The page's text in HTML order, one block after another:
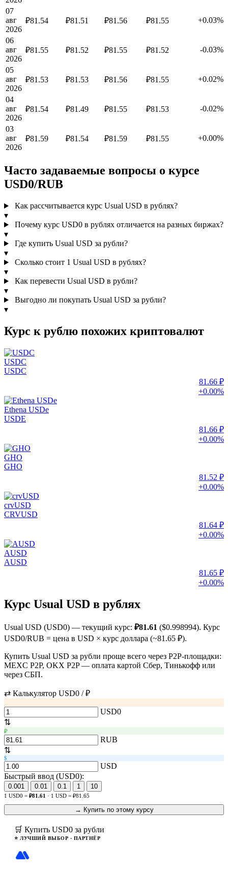
07
авг
2026
₽81.54 ₽81.51 ₽81.56 ₽81.55 +0.03%
06
авг
2026
₽81.55 ₽81.52 ₽81.55 ₽81.52 -0.03%
05
авг
2026
₽81.53 ₽81.53 ₽81.56 ₽81.55 +0.02%
04
авг
2026
₽81.54 ₽81.49 ₽81.55 ₽81.53 -0.02%
03
авг
2026
₽81.59 ₽81.54 ₽81.59 ₽81.55 +0.00%
Часто задаваемые вопросы о курсе
USD0/RUB
Как рассчитывается курс Usual USD в рублях?
▾
Почему курс USD0 в рублях отличается на разных биржах?
▾
Где купить Usual USD за рубли?
▾
Сколько стоит 1 Usual USD в рублях?
▾
Как перевести Usual USD в рубли?
▾
Выгодно ли покупать Usual USD за рубли?
▾
Курс к рублю похожих криптовалют
USDC
USDC
81.66 ₽
+0.00%
Ethena USDe
USDE
81.66 ₽
+0.00%
GHO
GHO
81.52 ₽
+0.00%
crvUSD
CRVUSD
81.64 ₽
+0.00%
AUSD
AUSD
81.65 ₽
+0.00%
Курс Usual USD в рублях
Usual USD (USD0) — текущий курс: ₽81.61 ($0.998994). Курс
USD0/RUB = цена в USD × курс доллара (~81.65 ₽).
Купить Usual USD за рубли проще всего через P2P-площадки:
MEXC P2P, OKX P2P — оплата картой Сбер, Тинькофф или
через СБП.
⇄ Калькулятор USD0 / ₽
USD0
⇅
₽
RUB
⇅
$
USD
Быстрый ввод (USD0):
0.001 0.01 0.1 1 10
1 USD0 = ₽81.61 · 1 USD = ₽81.65
→ Купить по этому курсу
🛒 Купить USD0 за рубли
⭐ ЛУЧШИЙ ВЫБОР · ПАРТНЁР